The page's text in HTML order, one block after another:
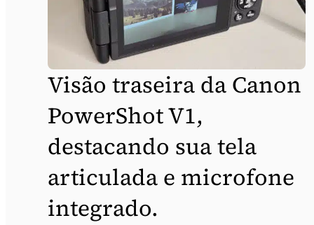
Visão traseira da Canon
PowerShot V1,
destacando sua tela
articulada e microfone
integrado.